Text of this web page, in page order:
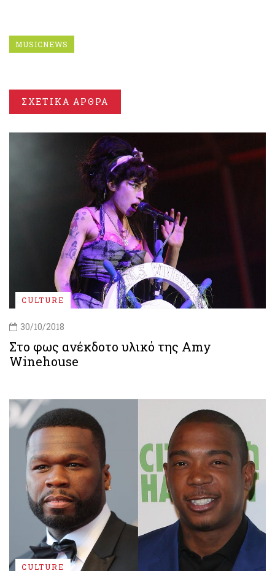
MUSICNEWS
ΣΧΕΤΙΚΑ ΑΡΘΡΑ
CULTURE
30/10/2018
Στο φως ανέκδοτο υλικό της Amy
Winehouse
CULTURE